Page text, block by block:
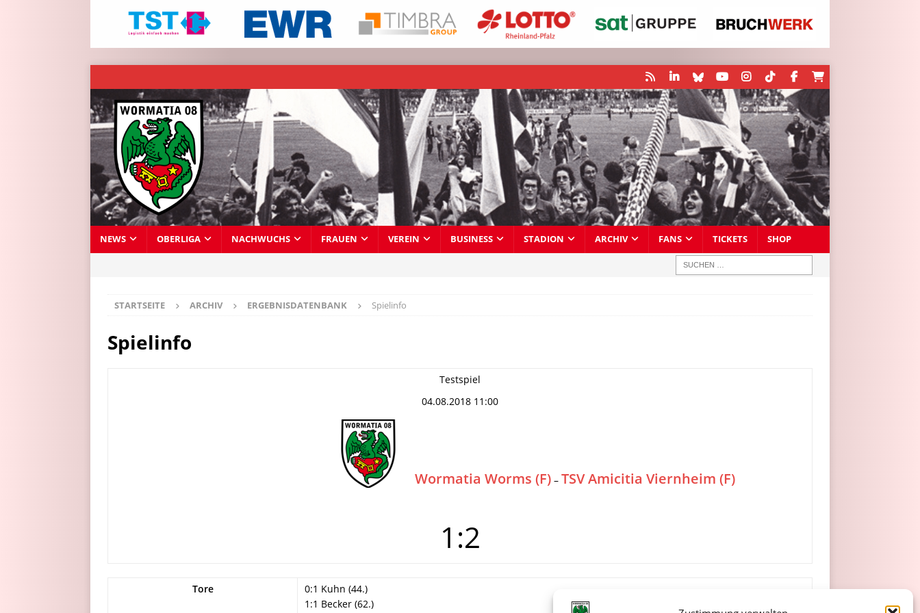
NEWS OBERLIGA NACHWUCHS FRAUEN VEREIN BUSINESS STADION ARCHIV FANS TICKETS SHOP
STARTSEITE ARCHIV ERGEBNISDATENBANK Spielinfo
Spielinfo
Testspiel
04.08.2018 11:00
Wormatia Worms (F) – TSV Amicitia Viernheim (F)
1:2
Tore
0:1 Kuhn (44.)
1:1 Becker (62.)